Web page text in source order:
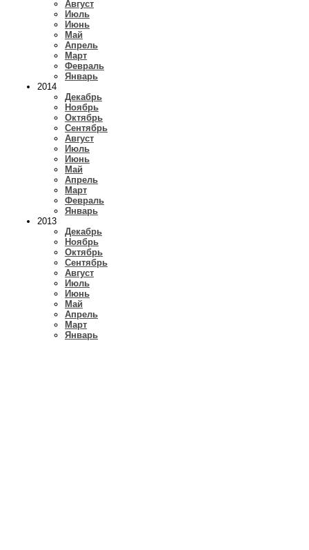
Август
Июль
Июнь
Май
Апрель
Март
Февраль
Январь
2014
Декабрь
Ноябрь
Октябрь
Сентябрь
Август
Июль
Июнь
Май
Апрель
Март
Февраль
Январь
2013
Декабрь
Ноябрь
Октябрь
Сентябрь
Август
Июль
Июнь
Май
Апрель
Март
Январь